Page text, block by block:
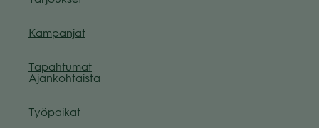
Kam­pan­jat
Tapah­tu­mat
Ajan­koh­taista
Työ­pai­kat